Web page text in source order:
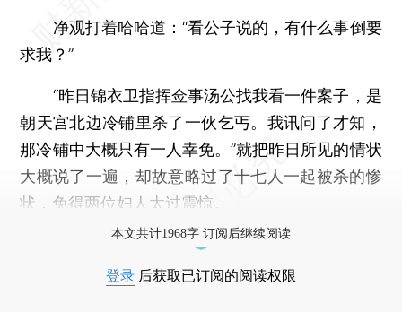
净观打着哈哈道：“看公子说的，有什么事倒要
求我？”
“昨日锦衣卫指挥佥事汤公找我看一件案子，是
朝天宫北边冷铺里杀了一伙乞丐。我讯问了才知，
那冷铺中大概只有一人幸免。”就把昨日所见的情状
大概说了一遍，却故意略过了十七人一起被杀的惨
状，免得两位妇人太过震惊。
本文共计1968字 订阅后继续阅读
登录 后获取已订阅的阅读权限